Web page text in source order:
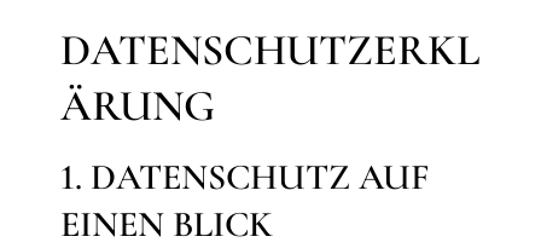
DATENSCHUTZERKL
ÄRUNG
1. DATENSCHUTZ AUF
EINEN BLICK